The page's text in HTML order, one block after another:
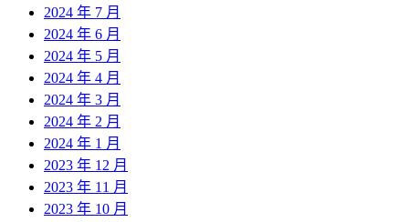
2024 年 7 月
2024 年 6 月
2024 年 5 月
2024 年 4 月
2024 年 3 月
2024 年 2 月
2024 年 1 月
2023 年 12 月
2023 年 11 月
2023 年 10 月